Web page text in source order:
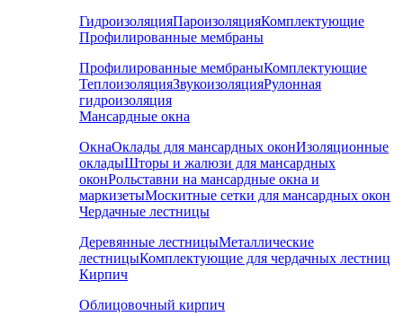
ГидроизоляцияПароизоляцияКомплектующие
Профилированные мембраны
Профилированные мембраныКомплектующие
ТеплоизоляцияЗвукоизоляцияРулонная
гидроизоляция
Мансардные окна
ОкнаОклады для мансардных оконИзоляционные
окладыШторы и жалюзи для мансардных
оконРольставни на мансардные окна и
маркизетыМоскитные сетки для мансардных окон
Чердачные лестницы
Деревянные лестницыМеталлические
лестницыКомплектующие для чердачных лестниц
Кирпич
Облицовочный кирпич